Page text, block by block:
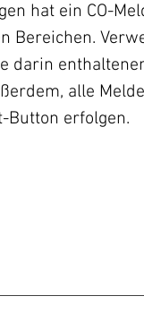
hat ein CO-
Bereichen.
darin
alle
Button erfolgen.